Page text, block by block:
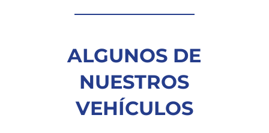
ALGUNOS DE
NUESTROS
VEHÍCULOS